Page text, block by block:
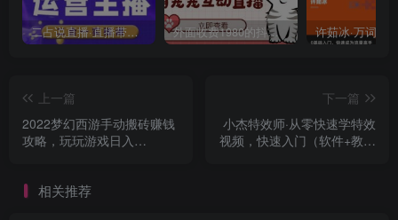
二占说直播·直播带货主播运营课程，主播运营二合一实操课 外面收费1980的抖音萌宠宠直播项目，可虚拟人直播，抖音报白，实时互动直播【软件+详细教程】
上一篇
2022梦幻西游手动搬砖赚钱
攻略，玩玩游戏日入
下一篇
小杰特效师·从零快速学特效
视频，快速入门（软件+教程
相关推荐